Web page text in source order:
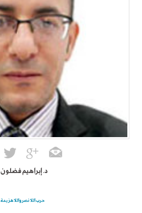
د. إبراهيم فضلون
حرب اللا نصر واللا هزيمة